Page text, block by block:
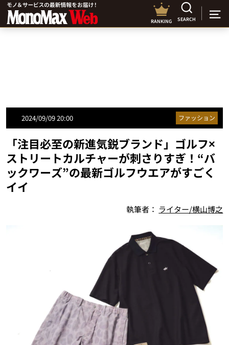
RANKING SEARCH
2024/09/09 20:00 ファッション
「注目必至の新進気鋭ブランド」ゴルフ×
ストリートカルチャーが刺さりすぎ！“バ
ックワーズ”の最新ゴルフウエアがすごく
イイ
執筆者： ライター/横山博之